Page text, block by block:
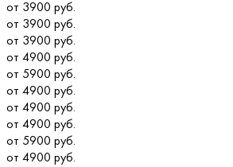
от 3900 руб.
от 3900 руб.
от 3900 руб.
от 4900 руб.
от 5900 руб.
от 4900 руб.
от 4900 руб.
от 4900 руб.
от 5900 руб.
от 4900 руб.